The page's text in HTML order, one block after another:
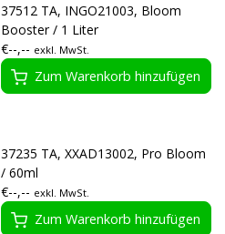
37512 TA, INGO21003, Bloom
Booster / 1 Liter
€--,-- exkl. MwSt.
Zum Warenkorb hinzufügen
37235 TA, XXAD13002, Pro Bloom
/ 60ml
€--,-- exkl. MwSt.
Zum Warenkorb hinzufügen